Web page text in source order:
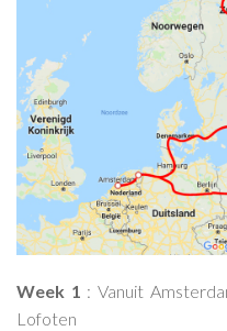
Week 1 : Vanuit
Lofoten